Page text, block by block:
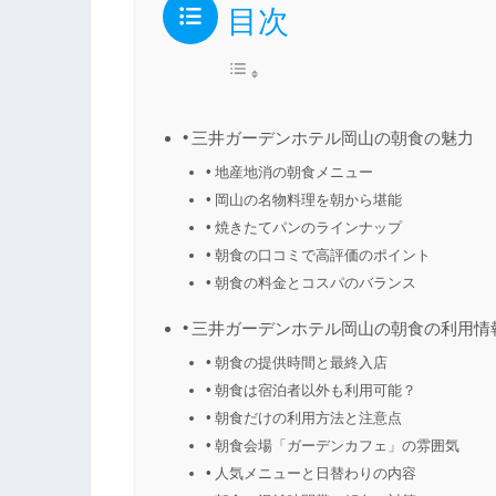
目次
三井ガーデンホテル岡山の朝食の魅力
地産地消の朝食メニュー
岡山の名物料理を朝から堪能
焼きたてパンのラインナップ
朝食の口コミで高評価のポイント
朝食の料金とコスパのバランス
三井ガーデンホテル岡山の朝食の利用情
朝食の提供時間と最終入店
朝食は宿泊者以外も利用可能？
朝食だけの利用方法と注意点
朝食会場「ガーデンカフェ」の雰囲気
人気メニューと日替わりの内容